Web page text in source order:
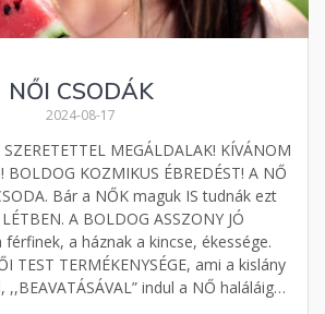
NŐI CSODÁK
2024-08-17
MEGÁLDALAK! KÍVÁNOM
BOLDOG KOZMIKUS ÉBREDÉST! A NŐ
Bár a NŐK maguk IS tudnák ezt
A BOLDOG ASSZONY JÓ
férfinek, a háznak a kincse, ékessége.
TEST TERMÉKENYSÉGE, ami a kislány
,,BEAVATÁSÁVAL” indul a NŐ haláláig…